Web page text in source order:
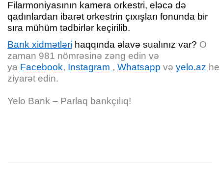
Filarmoniyasının kamera orkestri, eləcə də
qadınlardan ibarət orkestrin çıxışları fonunda bir
sıra mühüm tədbirlər keçirilib.
Bank xidmətləri haqqında əlavə sualınız var? O
zaman 981 nömrəsinə zəng edin və
ya Facebook, Instagram , Whatsapp və yelo.az
ziyarət edin.
Yelo Bank – Parlaq bankçılıq!